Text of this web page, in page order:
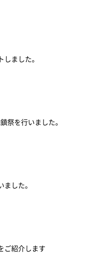
しました。
祭を行いました。
ました。
ご紹介します